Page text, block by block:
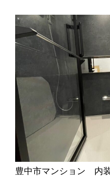
豊中市マンション 内